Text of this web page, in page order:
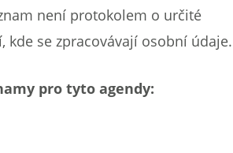
není protokolem o určité
kde se zpracovávají osobní údaje.
pro tyto agendy: